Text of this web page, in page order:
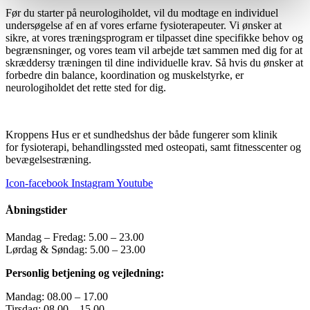
Før du starter på neurologiholdet, vil du modtage en individuel
undersøgelse af en af vores erfarne fysioterapeuter. Vi ønsker at
sikre, at vores træningsprogram er tilpasset dine specifikke behov og
begrænsninger, og vores team vil arbejde tæt sammen med dig for at
skræddersy træningen til dine individuelle krav. Så hvis du ønsker at
forbedre din balance, koordination og muskelstyrke, er
neurologiholdet det rette sted for dig.
Kroppens Hus er et sundhedshus der både fungerer som klinik
for fysioterapi, behandlingssted med osteopati, samt fitnesscenter og
bevægelsestræning.
Icon-facebook InstagramYoutube
Åbningstider
Mandag – Fredag: 5.00 – 23.00
Lørdag & Søndag: 5.00 – 23.00
Personlig betjening og vejledning:
Mandag: 08.00 – 17.00